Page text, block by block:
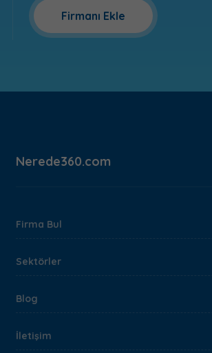
Firmanı Ekle
Nerede360.com
Firma Bul
Sektörler
Blog
İletişim